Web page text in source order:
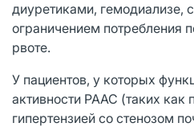
диуретиками, гемодиализе,
ограничением потребления
рвоте.
У пациентов, у которых
активности РААС (таких как
гипертензией со стенозом